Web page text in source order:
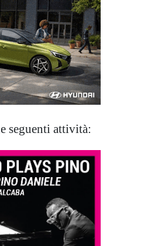
seguenti attività: